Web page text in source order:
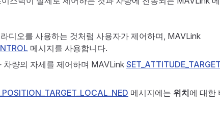
디오를 사용하는 것처럼 사용자가 제어하며, MAVLink
메시지를 사용합니다.
차량의 자세를 제어하며 MAVLink SET_ATTITUDE_TARGET
메시지에는 위치에 대한